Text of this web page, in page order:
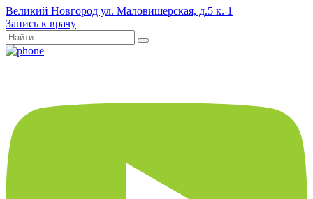
Великий Новгород ул. Маловишерская, д.5 к. 1
Запись к врачу